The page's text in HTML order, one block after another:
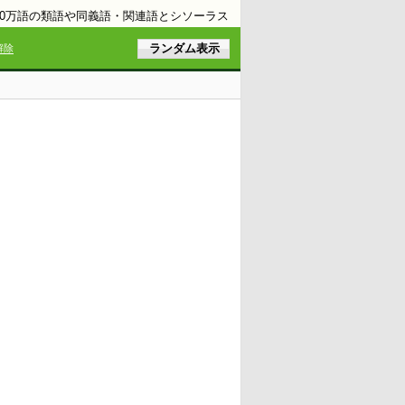
万語の類語や同義語・関連語とシソーラス
除